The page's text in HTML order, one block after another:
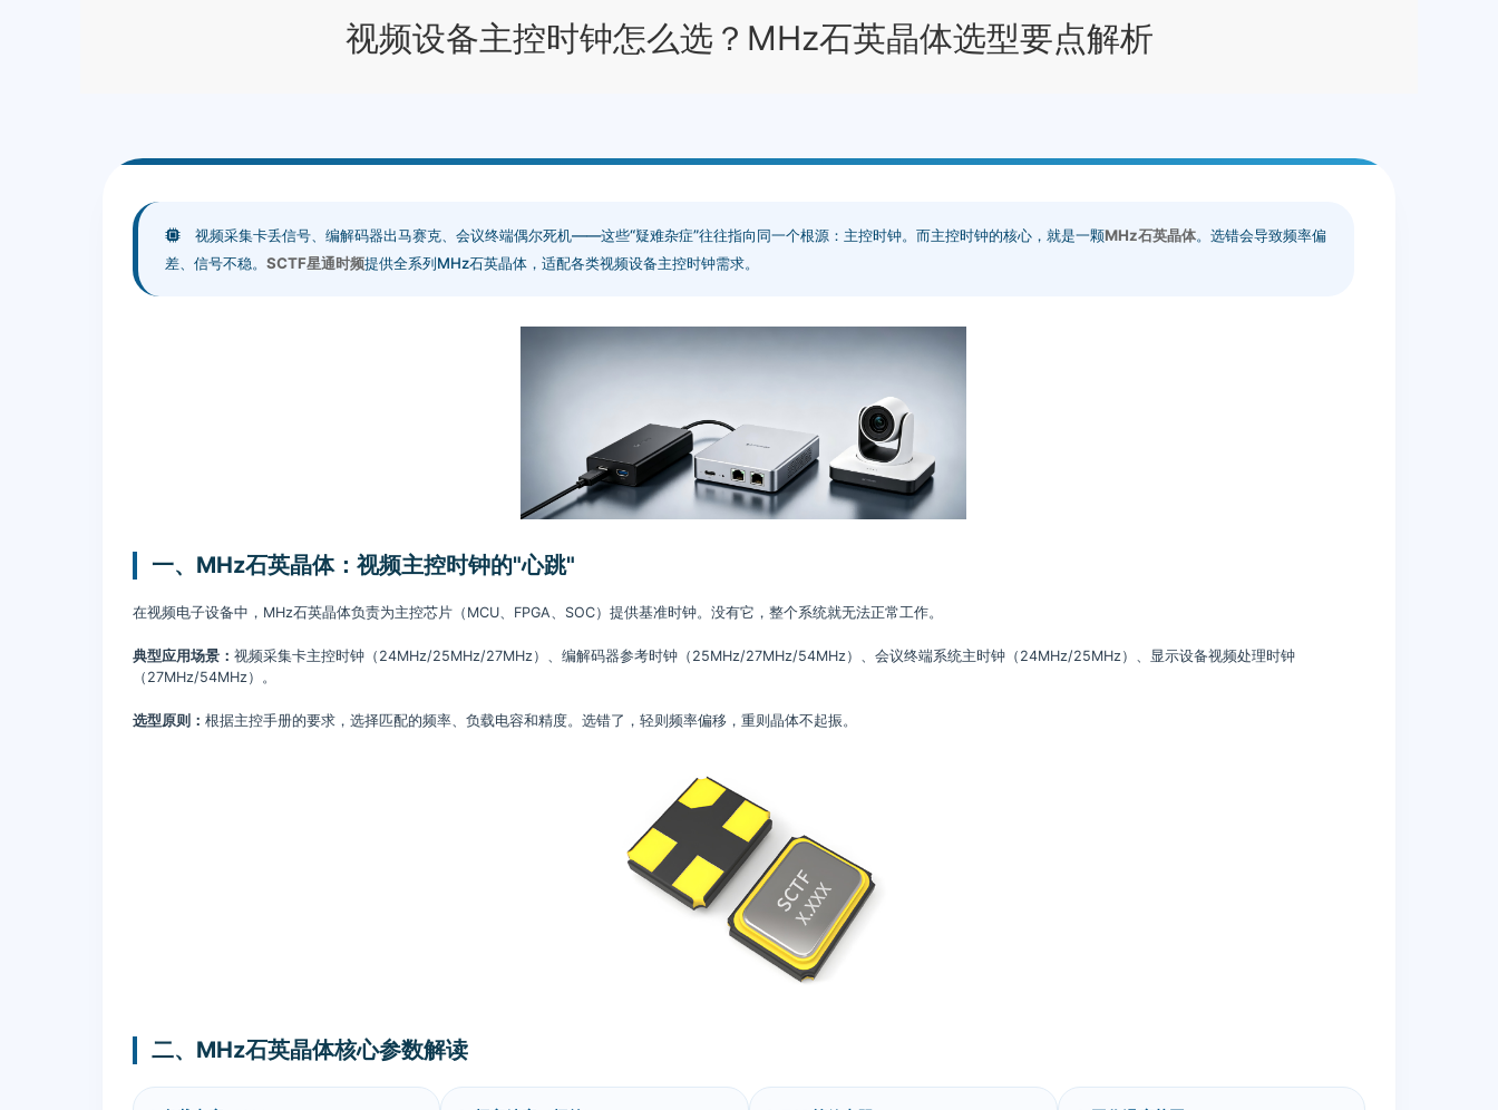
视频设备主控时钟怎么选？MHz石英晶体选型要点解析
视频采集卡丢信号、编解码器出马赛克、会议终端偶尔死机——这些“疑难杂症”往往指向同一个根源：主控时钟。而主控时钟的核心，就是一颗MHz石英晶体。选错会导致频率偏
差、信号不稳。 SCTF星通时频提供全系列MHz石英晶体，适配各类视频设备主控时钟需求。
一、MHz石英晶体：视频主控时钟的"心跳"
在视频电子设备中，MHz石英晶体负责为主控芯片（MCU、FPGA、SOC）提供基准时钟。没有它，整个系统就无法正常工作。
典型应用场景： 视频采集卡主控时钟（24MHz/25MHz/27MHz）、编解码器参考时钟（25MHz/27MHz/54MHz）、会议终端系统主时钟（24MHz/25MHz）、显示设备视频处理时钟
（27MHz/54MHz）。
选型原则： 根据主控手册的要求，选择匹配的频率、负载电容和精度。选错了，轻则频率偏移，重则晶体不起振。
二、MHz石英晶体核心参数解读